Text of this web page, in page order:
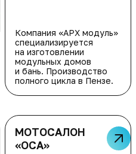
Компания «АРХ модуль»
специализируется
на изготовлении
модульных домов
и бань. Производство
полного цикла в Пензе.
МОТОСАЛОН
«ОСА»